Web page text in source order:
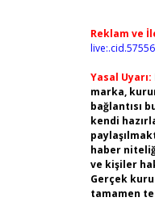
Reklam ve
Yasal Uyarı:
marka,
bağlantısı
kendi
haber
ve kişiler
Gerçek
tamamen